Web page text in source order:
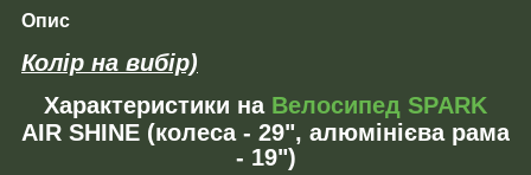
Опис
Колір на вибір)
Характеристики на Велосипед SPARK
AIR SHINE (колеса - 29", алюмінієва рама
- 19")